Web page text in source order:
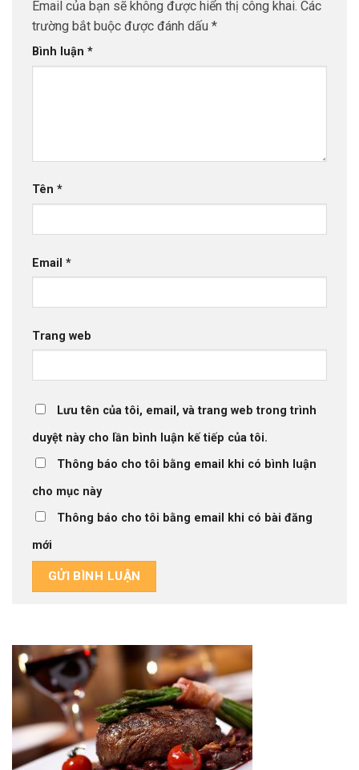
Email của bạn sẽ không được hiển thị công khai. Các
trường bắt buộc được đánh dấu *
Bình luận *
Tên *
Email *
Trang web
Lưu tên của tôi, email, và trang web trong trình
duyệt này cho lần bình luận kế tiếp của tôi.
Thông báo cho tôi bằng email khi có bình luận
cho mục này
Thông báo cho tôi bằng email khi có bài đăng
mới